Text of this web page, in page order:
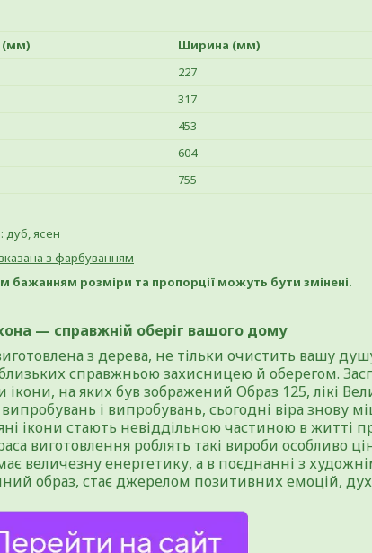
(мм) Ширина (мм)
227
317
453
604
755
дуб, ясен
вказана з фарбуванням
бажанням розміри та пропорції можуть бути змінені.
— справжній оберіг вашого дому
з дерева, не тільки очистить вашу
справжньою захисницею й оберегом.
ікони, на яких був зображений Образ 125, лікі
і випробувань, сьогодні віра знову
ікони стають невіддільною частиною в житті
виготовлення роблять такі вироби особливо
величезну енергетику, а в поєднанні з
образ, стає джерелом позитивних емоцій,